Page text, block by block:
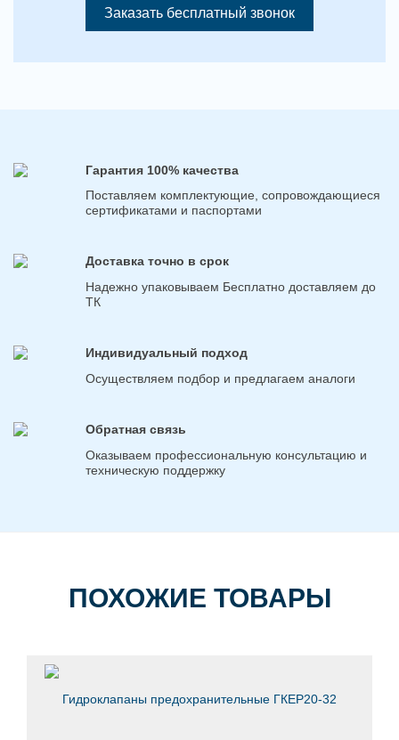
Заказать бесплатный звонок
Гарантия 100% качества
Поставляем комплектующие, сопровождающиеся
сертификатами и паспортами
Доставка точно в срок
Надежно упаковываем Бесплатно доставляем до
ТК
Индивидуальный подход
Осуществляем подбор и предлагаем аналоги
Обратная связь
Оказываем профессиональную консультацию и
техническую поддержку
ПОХОЖИЕ ТОВАРЫ
Гидроклапаны предохранительные ГКЕР20-32